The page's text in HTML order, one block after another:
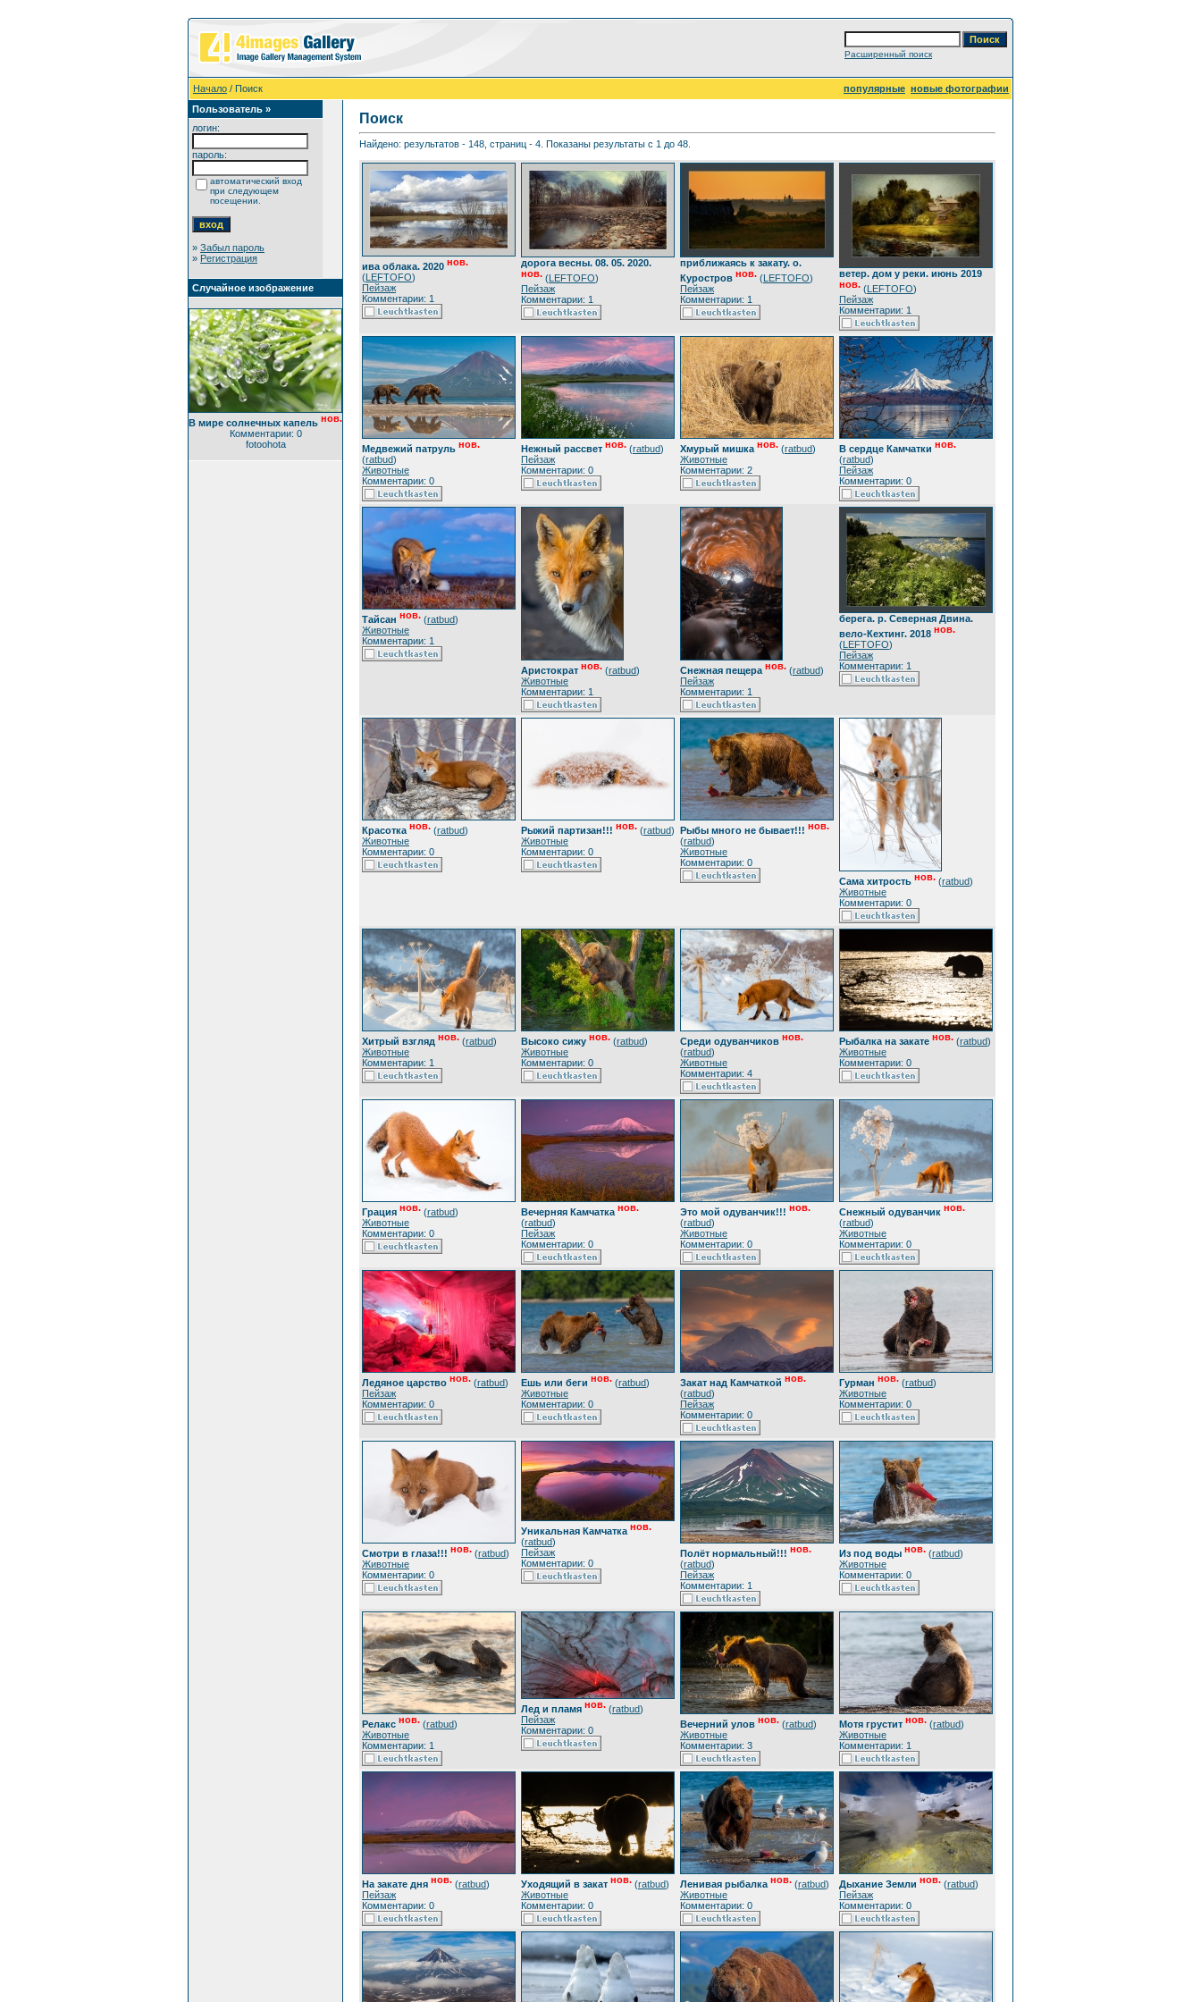
Расширенный поиск
Начало / Поиск популярные новые фотографии
Пользователь »
логин:
пароль:
автоматический вход
при следующем
посещении.
» Забыл пароль
» Регистрация
Случайное изображение
В мире солнечных капель нов.
Комментарии: 0
fotoohota
Поиск
Найдено: результатов - 148, страниц - 4. Показаны результаты с 1 до 48.
ива облака. 2020 нов.
(LEFTOFO)
Пейзаж
Комментарии: 1
дорога весны. 08. 05. 2020.
нов. (LEFTOFO)
Пейзаж
Комментарии: 1
приближаясь к закату. о.
Куростров нов. (LEFTOFO)
Пейзаж
Комментарии: 1
ветер. дом у реки. июнь 2019
нов. (LEFTOFO)
Пейзаж
Комментарии: 1
Медвежий патруль нов.
(ratbud)
Животные
Комментарии: 0
Нежный рассвет нов. (ratbud)
Пейзаж
Комментарии: 0
Хмурый мишка нов. (ratbud)
Животные
Комментарии: 2
В сердце Камчатки нов.
(ratbud)
Пейзаж
Комментарии: 0
Тайсан нов. (ratbud)
Животные
Комментарии: 1
Аристократ нов. (ratbud)
Животные
Комментарии: 1
Снежная пещера нов. (ratbud)
Пейзаж
Комментарии: 1
берега. р. Северная Двина.
вело-Кехтинг. 2018 нов.
(LEFTOFO)
Пейзаж
Комментарии: 1
Красотка нов. (ratbud)
Животные
Комментарии: 0
Рыжий партизан!!! нов. (ratbud)
Животные
Комментарии: 0
Рыбы много не бывает!!! нов.
(ratbud)
Животные
Комментарии: 0
Сама хитрость нов. (ratbud)
Животные
Комментарии: 0
Хитрый взгляд нов. (ratbud)
Животные
Комментарии: 1
Высоко сижу нов. (ratbud)
Животные
Комментарии: 0
Среди одуванчиков нов.
(ratbud)
Животные
Комментарии: 4
Рыбалка на закате нов. (ratbud)
Животные
Комментарии: 0
Грация нов. (ratbud)
Животные
Комментарии: 0
Вечерняя Камчатка нов.
(ratbud)
Пейзаж
Комментарии: 0
Это мой одуванчик!!! нов.
(ratbud)
Животные
Комментарии: 0
Снежный одуванчик нов.
(ratbud)
Животные
Комментарии: 0
Ледяное царство нов. (ratbud)
Пейзаж
Комментарии: 0
Ешь или беги нов. (ratbud)
Животные
Комментарии: 0
Закат над Камчаткой нов.
(ratbud)
Пейзаж
Комментарии: 0
Гурман нов. (ratbud)
Животные
Комментарии: 0
Смотри в глаза!!! нов. (ratbud)
Животные
Комментарии: 0
Уникальная Камчатка нов.
(ratbud)
Пейзаж
Комментарии: 0
Полёт нормальный!!! нов.
(ratbud)
Пейзаж
Комментарии: 1
Из под воды нов. (ratbud)
Животные
Комментарии: 0
Релакс нов. (ratbud)
Животные
Комментарии: 1
Лед и пламя нов. (ratbud)
Пейзаж
Комментарии: 0
Вечерний улов нов. (ratbud)
Животные
Комментарии: 3
Мотя грустит нов. (ratbud)
Животные
Комментарии: 1
На закате дня нов. (ratbud)
Пейзаж
Комментарии: 0
Уходящий в закат нов. (ratbud)
Животные
Комментарии: 0
Ленивая рыбалка нов. (ratbud)
Животные
Комментарии: 0
Дыхание Земли нов. (ratbud)
Пейзаж
Комментарии: 0